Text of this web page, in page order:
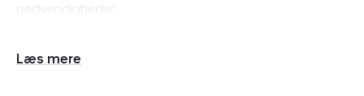
nødvendigheder.
Bybus: 90 meter